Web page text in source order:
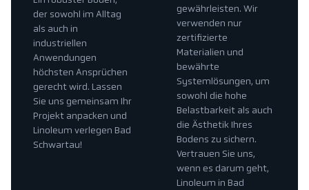
gewährleisten. Wir
verwenden nur
zertifizierte
Materialien und
bewährte
Systemlösungen, um
sowohl die hohe
Belastbarkeit als auch
die Ästhetik Ihres
Bodens zu sichern.
Vertrauen Sie uns,
wenn es darum geht,
Linoleum in Bad
der sowohl im Alltag
als auch in
industriellen
Anwendungen
höchsten Ansprüchen
gerecht wird. Lassen
Sie uns gemeinsam Ihr
Projekt anpacken und
Linoleum verlegen Bad
Schwartau!